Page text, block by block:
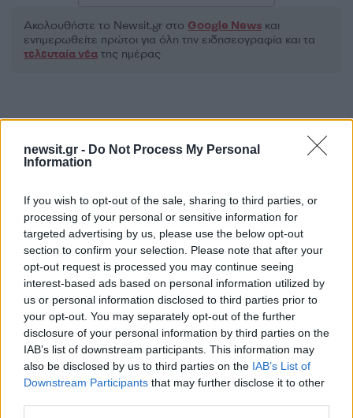
newsit.gr - Do Not Process My Personal
Information
If you wish to opt-out of the sale, sharing to third parties, or
processing of your personal or sensitive information for
targeted advertising by us, please use the below opt-out
section to confirm your selection. Please note that after your
opt-out request is processed you may continue seeing
interest-based ads based on personal information utilized by
us or personal information disclosed to third parties prior to
your opt-out. You may separately opt-out of the further
disclosure of your personal information by third parties on the
IAB’s list of downstream participants. This information may
also be disclosed by us to third parties on the IAB’s List of
Downstream Participants that may further disclose it to other
Ακολουθήστε το Νewsit.gr στο Google News και
ενημερωθείτε πρώτοι για όλη την ειδησεογραφία και τα
τελευταία νέα της ημέρας
Πιο δημοφιλή
1 Καρυστιανού - Η επόμενη μέρα για την
«Ελπίδα για τη Δημοκρατία»
2Συγκίνηση στο τελευταίο αντίο στον Λάκη
Χαλκιά: Με την «Φάμπρικα», λαούτο και
κλαρίνα αποχαιρέτησαν την εμβληματική
φωνή της μεταπολίτευσης
3Ο Κώστας Σαμαράς δημοσίευσε μία παιδική
φωτογραφία για την επέτειο θανάτου της
αδελφής του, Λένας
4Ποιος είναι ο ελληνοκύπριος Sir Ντέμης
Χασάμπης: Από το σκάκι, στο Νόμπελ
Χημείας και στο «τιμόνι» της AI της Google